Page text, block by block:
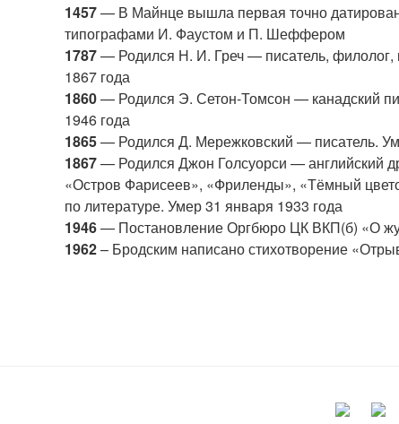
1457— В Майнце вышла первая точно
типографами И. Фаустом и П. Шеффером
1787— Родился Н. И. Греч — писатель, филолог,
1867 года
1860— Родился Э. Сетон-Томсон — канадский
1946 года
1865— Родился Д. Мережковский — писатель.
1867— Родился Джон Голсуорси — английский
«Остров Фарисеев», «Фриленды», «Тёмный
по литературе. Умер 31 января 1933 года
1946— Постановление Оргбюро ЦК ВКП(б) «О
1962– Бродским написано стихотворение